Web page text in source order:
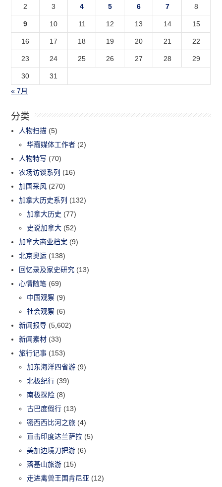
2 3 4 5 6 7 8
9 10 11 12 13 14 15
16 17 18 19 20 21 22
23 24 25 26 27 28 29
30
31
« 7月
分类
人物扫描 (5)
华裔媒体工作者 (2)
人物特写 (70)
农场访谈系列 (16)
加国采风 (270)
加拿大历史系列 (132)
加拿大历史 (77)
史说加拿大 (52)
加拿大商业档案 (9)
北京奥运 (138)
回忆录及家史研究 (13)
心情随笔 (69)
中国观察 (9)
社会观察 (6)
新闻报导 (5,602)
新闻素材 (33)
旅行记事 (153)
加东海洋四省游 (9)
北极纪行 (39)
南极探险 (8)
古巴度假行 (13)
密西西比河之旅 (4)
直击印度达兰萨拉 (5)
美加边境刀把游 (6)
落基山旅游 (15)
走进禽兽王国肯尼亚 (12)